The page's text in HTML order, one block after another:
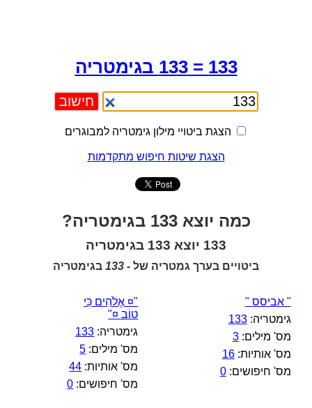
133 = 133 בגימטריה
הצגת ביטויי מילון גימטריה למבוגרים
הצגת שיטות חיפוש מתקדמות
כמה יוצא 133 בגימטריה?
133 יוצא 133 בגימטריה
ביטויים בערך גמטריה של - 133 בגימטריה
" אביסס "
גימטריה:133
מס' מילים:3
מס' אותיות:16
מס' חיפושים:0
"¤ אֱלֹהִים כִּי
טוֹב ¤"
גימטריה: 133
מס' מילים: 5
מס' אותיות: 44
מס' חיפושים: 0